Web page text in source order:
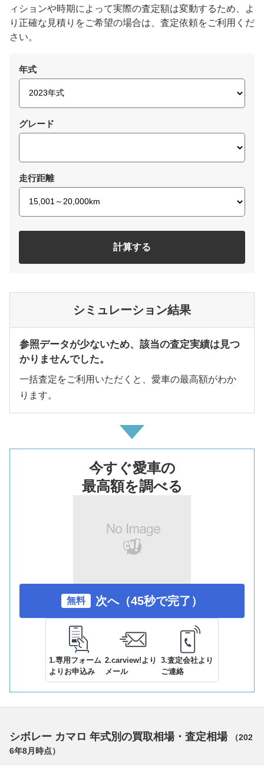
ィションや時期によって実際の査定額は変動するため、よ
り正確な見積りをご希望の場合は、査定依頼をご利用くだ
さい。
年式
グレード
走行距離
計算する
シミュレーション結果
参照データが少ないため、該当の査定実績は見つ
かりませんでした。
一括査定をご利用いただくと、愛車の最高額がわか
ります。
今すぐ愛車の
最高額を調べる
無料 次へ（45秒で完了）
1.専用フォーム
よりお申込み
2.carview!より
メール
3.査定会社より
ご連絡
シボレー カマロ 年式別の買取相場・査定相場 （202
6年8月 時点）